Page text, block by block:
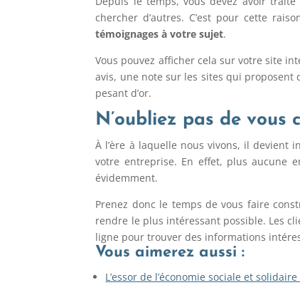
chercher d’autres. C’est pour cette
témoignages à votre sujet.
Vous pouvez afficher cela sur votre site
avis, une note sur les sites qui
pesant d’or.
N’oubliez pas de
À l’ère à laquelle nous vivons, il devient
votre entreprise. En effet, plus aucune
évidemment.
Prenez donc le temps de vous faire
rendre le plus intéressant possible. Les
ligne pour trouver des informations
Vous aimerez aussi :
L’essor de l’économie sociale et